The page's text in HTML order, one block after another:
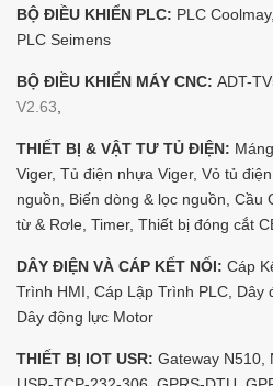
BỘ ĐIỀU KHIỂN PLC: PLC
PLC Seimens
BỘ ĐIỀU KHIỂN MÁY CNC: ADT-
V2.63
THIẾT BỊ & VẬT TƯ TỦ ĐIỆN:
Viger, Tủ điện nhựa Viger, Vỏ tủ
nguồn, Biến dòng & lọc nguồn, Cầu
từ & Rơle, Timer, Thiết bị đóng cắt
DÂY ĐIỆN VÀ CÁP KẾT NỐI: Cáp
Trình HMI, Cáp Lập Trình PLC, Dây
Dây động lực Motor
THIẾT BỊ IOT USR: Gateway N510,